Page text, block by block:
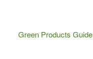
Green Products Guide